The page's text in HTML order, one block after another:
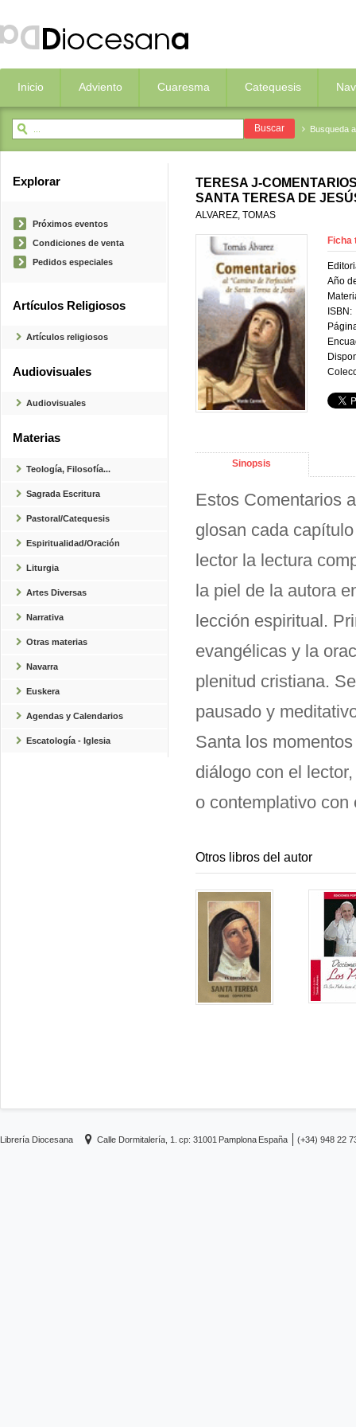
Inicio Adviento Cuaresma Catequesis
Busqueda
Explorar
Próximos eventos
Condiciones de venta
Pedidos especiales
Artículos Religiosos
Artículos religiosos
Audiovisuales
Audiovisuales
Materias
Teología, Filosofía...
Sagrada Escritura
Pastoral/Catequesis
Espiritualidad/Oración
Liturgia
Artes Diversas
Narrativa
Otras materias
Navarra
Euskera
Agendas y Calendarios
Escatología - Iglesia
TERESA J-
SANTA TERESA DE
ALVAREZ, TOMAS
Ficha
Año
ISBN:
Sinopsis
Estos Comentarios
glosan cada
lector la lectura
la piel de la autora
lección espiritual.
evangélicas y la
plenitud cristiana.
pausado y
Santa los
diálogo con el
o contemplativo con
Otros libros del autor
Librería Diocesana Calle Dormitalería, 1. cp: 31001 Pamplona España (+34) 948 22